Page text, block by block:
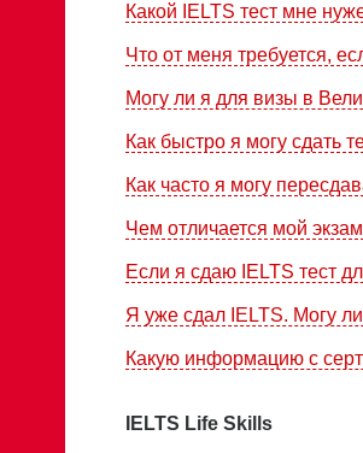
Какой IELTS тест мне
Что от меня требуется,
Могу ли я для визы в
Как быстро я могу сдать
Как часто я могу
Чем отличается мой
Если я сдаю IELTS тест
Я уже сдал IELTS. Могу
Какую информацию с
IELTS Life Skills